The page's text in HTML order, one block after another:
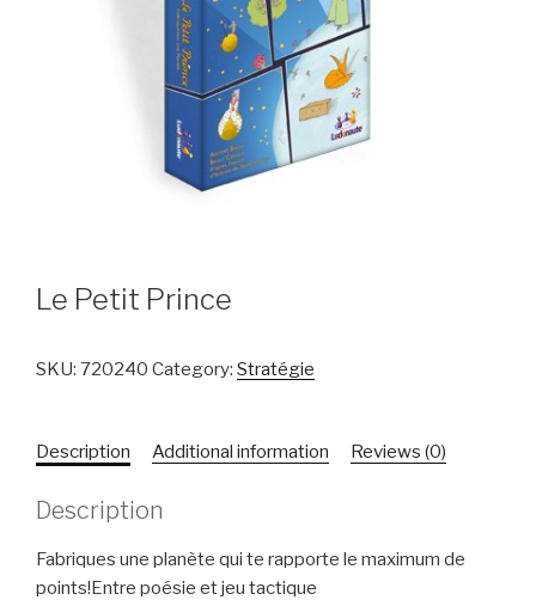
Le Petit Prince
SKU: 720240 Category: Stratégie
Description Additional information Reviews (0)
Description
Fabriques une planète qui te rapporte le maximum de
points!Entre poésie et jeu tactique